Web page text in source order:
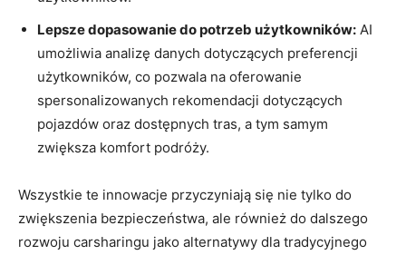
Lepsze dopasowanie do potrzeb użytkowników: AI
umożliwia analizę danych dotyczących preferencji
użytkowników, co pozwala na oferowanie
spersonalizowanych rekomendacji dotyczących
pojazdów oraz dostępnych tras, a tym samym
zwiększa komfort podróży.
Wszystkie te innowacje przyczyniają się nie tylko do
zwiększenia bezpieczeństwa, ale również do dalszego
rozwoju carsharingu jako alternatywy dla tradycyjnego